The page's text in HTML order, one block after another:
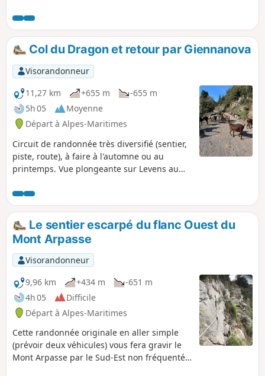
Col du Dragon et retour par Giennanova
Visorandonneur
11,27 km
+655 m
-655 m
5h 05
Moyenne
Départ à Alpes-Maritimes
Circuit de randonnée très diversifié (sentier,
piste, route), à faire à l'automne ou au
printemps. Vue plongeante sur Levens au
villas à Gieinnanova.
Le sentier escarpé du flanc Ouest du
Mont Arpasse
Visorandonneur
9,96 km
+434 m
-651 m
4h 05
Difficile
Départ à Alpes-Maritimes
Cette randonnée originale en aller simple
(prévoir deux véhicules) vous fera gravir le
Mont Arpasse par le Sud-Est non fréquenté.